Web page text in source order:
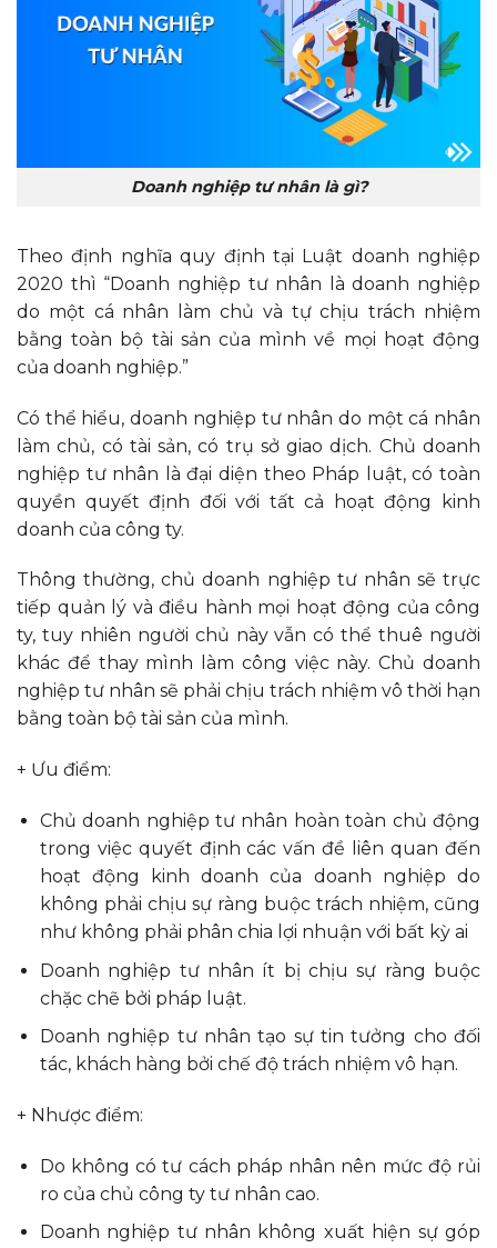
Doanh nghiệp tư nhân là gì?
Theo định nghĩa quy định tại Luật doanh nghiệp
2020 thì “Doanh nghiệp tư nhân là doanh nghiệp
do một cá nhân làm chủ và tự chịu trách nhiệm
bằng toàn bộ tài sản của mình về mọi hoạt động
của doanh nghiệp.”
Có thể hiểu, doanh nghiệp tư nhân do một cá nhân
làm chủ, có tài sản, có trụ sở giao dịch. Chủ doanh
nghiệp tư nhân là đại diện theo Pháp luật, có toàn
quyền quyết định đối với tất cả hoạt động kinh
doanh của công ty.
Thông thường, chủ doanh nghiệp tư nhân sẽ trực
tiếp quản lý và điều hành mọi hoạt động của công
ty, tuy nhiên người chủ này vẫn có thể thuê người
khác để thay mình làm công việc này. Chủ doanh
nghiệp tư nhân sẽ phải chịu trách nhiệm vô thời hạn
bằng toàn bộ tài sản của mình.
+ Ưu điểm:
Chủ doanh nghiệp tư nhân hoàn toàn chủ động
trong việc quyết định các vấn đề liên quan đến
hoạt động kinh doanh của doanh nghiệp do
không phải chịu sự ràng buộc trách nhiệm, cũng
như không phải phân chia lợi nhuận với bất kỳ ai
Doanh nghiệp tư nhân ít bị chịu sự ràng buộc
chặc chẽ bởi pháp luật.
Doanh nghiệp tư nhân tạo sự tin tưởng cho đối
tác, khách hàng bởi chế độ trách nhiệm vô hạn.
+ Nhược điểm:
Do không có tư cách pháp nhân nên mức độ rủi
ro của chủ công ty tư nhân cao.
Doanh nghiệp tư nhân không xuất hiện sự góp